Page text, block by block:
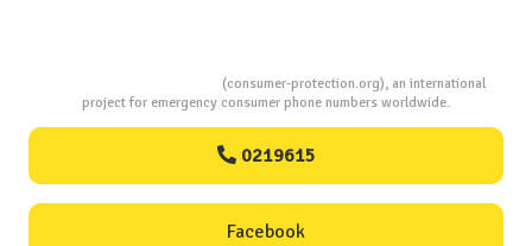
(consumer-protection.org), an international
project for emergency consumer phone numbers worldwide.
0219615
Facebook